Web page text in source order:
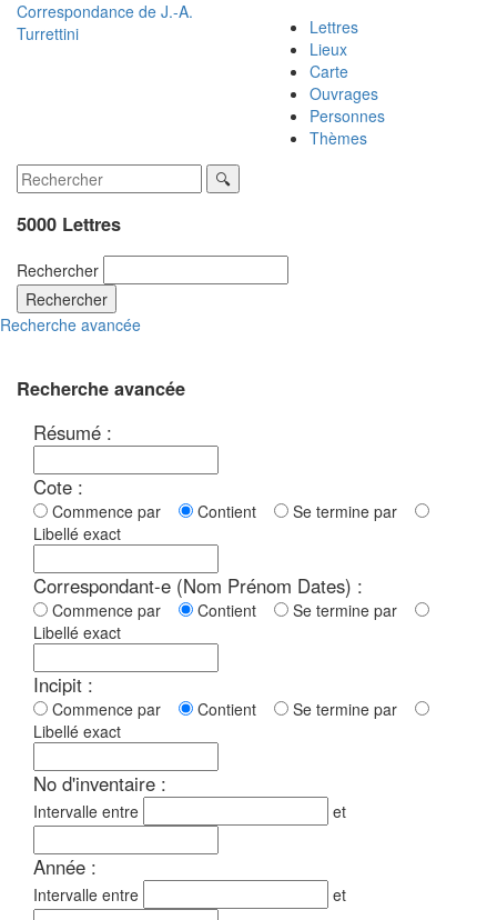
Correspondance de J.-A.
Turrettini
Lettres
Lieux
Carte
Ouvrages
Personnes
Thèmes
5000 Lettres
Rechercher
Rechercher
Recherche avancée
Recherche avancée
Résumé :
Cote :
Commence par Contient
Se termine par
Libellé exact
Correspondant-e (Nom Prénom Dates) :
Commence par Contient
Se termine par
Libellé exact
Incipit :
Commence par Contient
Se termine par
Libellé exact
No d'inventaire :
Intervalle entre et
Année :
Intervalle entre et